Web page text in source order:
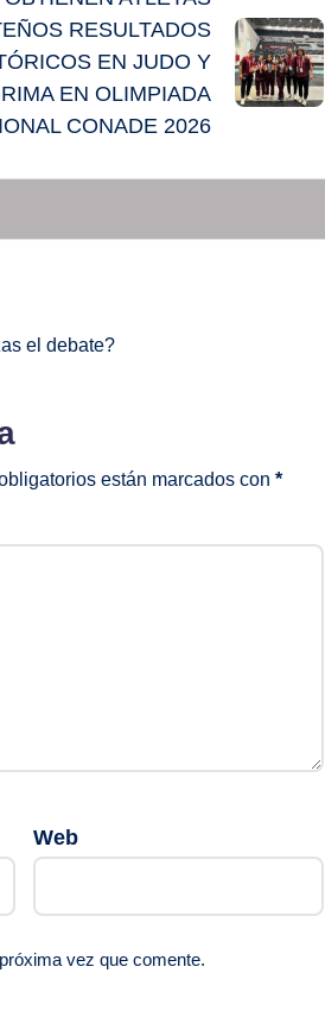
RESULTADOS
EN JUDO Y
EN OLIMPIADA
CONADE 2026
el debate?
están marcados con *
Web
vez que comente.